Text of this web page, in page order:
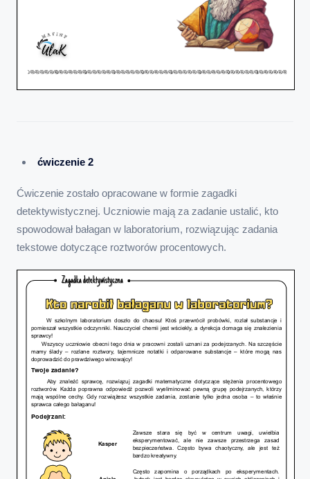
ćwiczenie 2
Ćwiczenie zostało opracowane w formie zagadki
detektywistycznej. Uczniowie mają za zadanie ustalić, kto
spowodował bałagan w laboratorium, rozwiązując zadania
tekstowe dotyczące roztworów procentowych.